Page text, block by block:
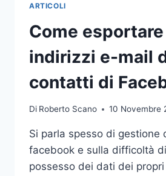
ARTICOLI
Come
indirizzi e-mail
contatti di
Di Roberto Scano 10 Novembre
Si parla spesso di gestione
facebook e sulla difficoltà
possesso dei dati dei